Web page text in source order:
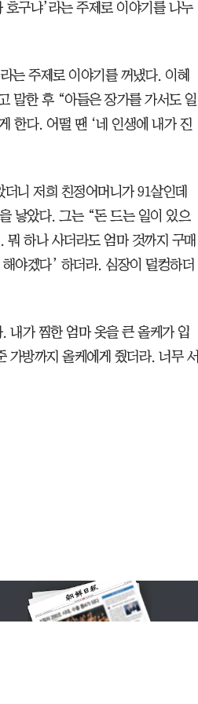
구냐’라는 주제로 이야기를 나누
는 주제로 이야기를 꺼냈다. 이혜
말한 후 “아들은 장가를 가서도 일
한다. 어떨 땐 ‘네 인생에 내가 진
니 저희 친정어머니가 91살인데
낳았다. 그는 “돈 드는 일이 있으
하나 사더라도 엄마 것까지 구매
야겠다’ 하더라. 심장이 덜컹하더
내가 찜한 엄마 옷을 큰 올케가 입
가방까지 올케에게 줬더라. 너무 서